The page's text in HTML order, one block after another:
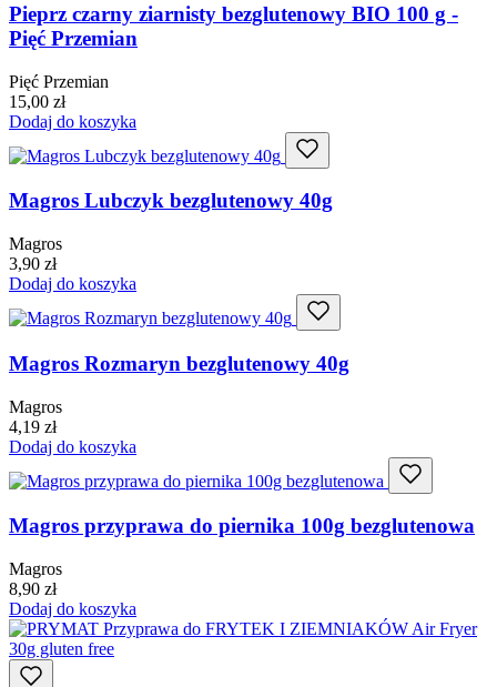
Pieprz czarny ziarnisty bezglutenowy BIO 100 g -
Pięć Przemian
Pięć Przemian
15,00 zł
Dodaj do koszyka
Magros Lubczyk bezglutenowy 40g
Magros
3,90 zł
Dodaj do koszyka
Magros Rozmaryn bezglutenowy 40g
Magros
4,19 zł
Dodaj do koszyka
Magros przyprawa do piernika 100g bezglutenowa
Magros
8,90 zł
Dodaj do koszyka